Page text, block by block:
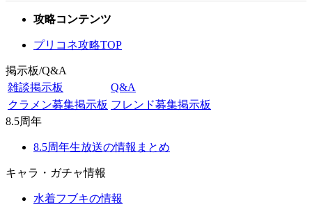
攻略コンテンツ
プリコネ攻略TOP
掲示板/Q&A
雑談掲示板
Q&A
クラメン募集掲示板 フレンド募集掲示板
8.5周年
8.5周年生放送の情報まとめ
キャラ・ガチャ情報
水着フブキの情報